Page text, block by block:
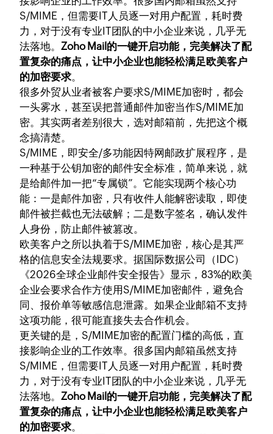
S/MIME，但需要IT人员逐一对用户配置，耗时费
力，对于没有专业IT团队的中小企业来说，几乎无
法落地。Zoho Mail的一键开启功能，完美解决了配
置复杂的痛点，让中小企业也能轻松满足欧美客户
的加密要求。
很多外贸从业者被客户要求S/MIME加密时，都会
一头雾水，甚至误把普通邮件加密当作S/MIME加
密。其实两者差别很大，选对邮箱前，先把这个概
念搞清楚。
S/MIME，即安全/多功能因特网邮政扩展程序，是
一种基于公钥加密的邮件安全标准，简单来说，就
是给邮件加一把“专属锁”。它能实现两个核心功
能：一是邮件加密，只有收件人能解密读取，即使
邮件被拦截也无法破解；二是数字签名，确认发件
人身份，防止邮件被篡改。
欧美客户之所以执着于S/MIME加密，核心是其严
格的信息安全法规要求。据国际数据公司（IDC）
《2026全球企业邮件安全报告》显示，83%的欧美
企业会要求合作方使用S/MIME加密邮件，避免合
同、报价单等敏感信息泄露。如果企业邮箱不支持
这项功能，很可能直接失去合作机会。
更关键的是，S/MIME加密的配置门槛的高低，直
接影响企业的工作效率。很多国内邮箱虽然支持
S/MIME，但需要IT人员逐一对用户配置，耗时费
力，对于没有专业IT团队的中小企业来说，几乎无
法落地。Zoho Mail的一键开启功能，完美解决了配
置复杂的痛点，让中小企业也能轻松满足欧美客户
的加密要求。